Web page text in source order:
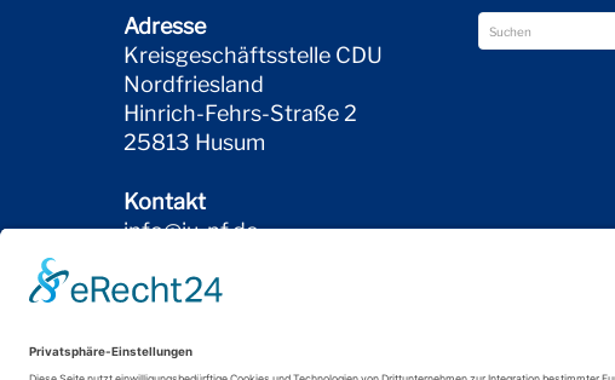
Adresse
Kreisgeschäftsstelle CDU
Nordfriesland
Hinrich-Fehrs-Straße 2
25813 Husum
Kontakt
info@ju-nf.de